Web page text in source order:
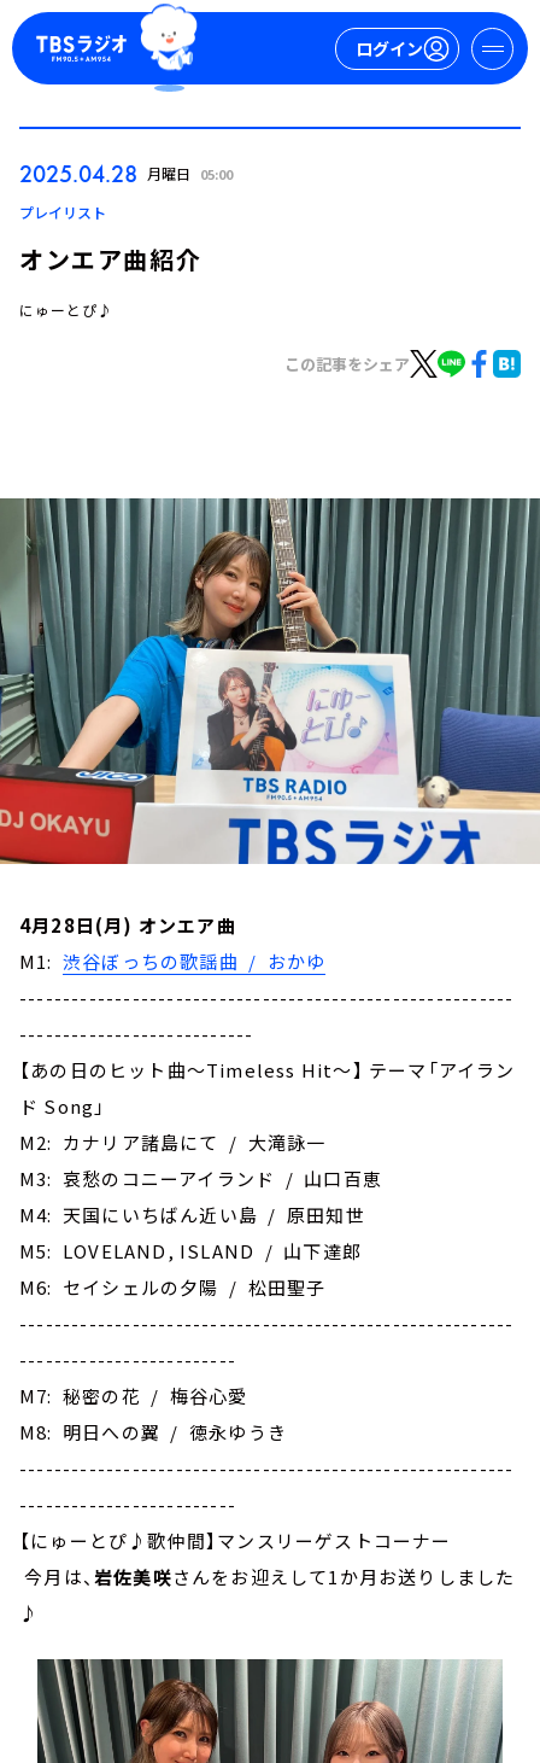
ログイン
トピックス
TBS Podcast
お知らせ
イベント・グッズ
YouTube
会社情報
2025.04.28 月曜日 05:00
プレイリスト
オンエア曲紹介
にゅーとぴ♪
この記事をシェア
4月28日(月) オンエア曲
M1: 渋谷ぼっちの歌謡曲 / おかゆ
---------------------------------------------------------
---------------------------
【あの日のヒット曲～Timeless Hit～】 テーマ「アイラン
ド Song」
M2: カナリア諸島にて / 大滝詠一
M3: 哀愁のコニーアイランド / 山口百恵
M4: 天国にいちばん近い島 / 原田知世
M5: LOVELAND, ISLAND / 山下達郎
M6: セイシェルの夕陽 / 松田聖子
---------------------------------------------------------
-------------------------
M7: 秘密の花 / 梅谷心愛
M8: 明日への翼 / 徳永ゆうき
---------------------------------------------------------
-------------------------
【にゅーとぴ♪歌仲間】マンスリーゲストコーナー
今月は、岩佐美咲さんをお迎えして1か月お送りしました
♪